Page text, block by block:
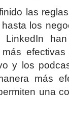
las
los
LinkedIn
y los
más
una